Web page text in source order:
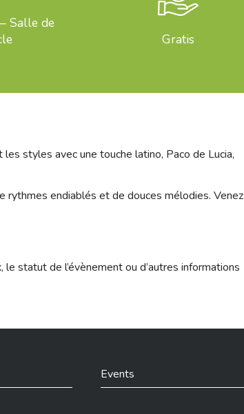
Salle de
Gratis
styles avec une touche latino, Paco de Lucia,
rythmes endiablés et de douces mélodies. Venez
statut de l’évènement ou d’autres informations
Events